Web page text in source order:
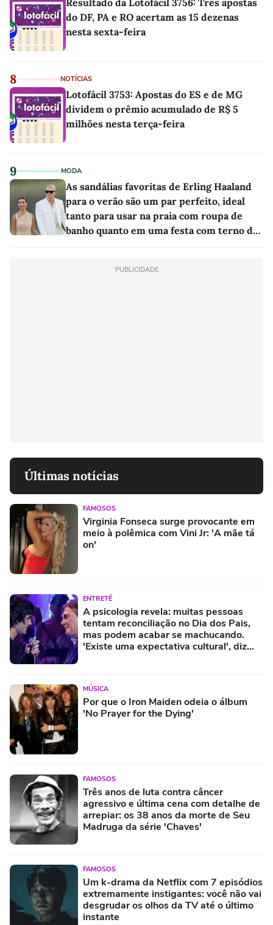
Resultado da Lotofácil 3756: Três apostas
do DF, PA e RO acertam as 15 dezenas
nesta sexta-feira
8 NOTÍCIAS
Lotofácil 3753: Apostas do ES e de MG
dividem o prêmio acumulado de R$ 5
milhões nesta terça-feira
9 MODA
As sandálias favoritas de Erling Haaland
para o verão são um par perfeito, ideal
tanto para usar na praia com roupa de
banho quanto em uma festa com terno de
PUBLICIDADE
Últimas notícias
FAMOSOS
Virginia Fonseca surge provocante em
meio à polêmica com Vini Jr: 'A mãe tá
on'
ENTRETÊ
A psicologia revela: muitas pessoas
tentam reconciliação no Dia dos Pais,
mas podem acabar se machucando.
'Existe uma expectativa cultural', diz
MÚSICA
Por que o Iron Maiden odeia o álbum
'No Prayer for the Dying'
FAMOSOS
Três anos de luta contra câncer
agressivo e última cena com detalhe de
arrepiar: os 38 anos da morte de Seu
Madruga da série 'Chaves'
FAMOSOS
Um k-drama da Netflix com 7 episódios
extremamente instigantes: você não vai
desgrudar os olhos da TV até o último
instante